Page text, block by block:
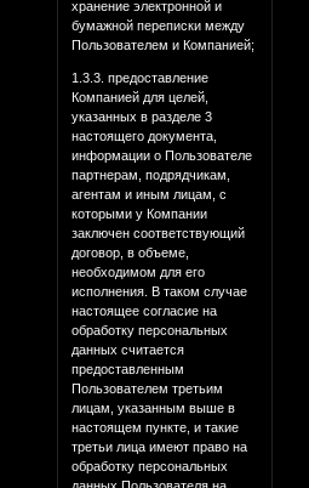
хранение электронной и
бумажной переписки между
Пользователем и Компанией;
1.3.3. предоставление
Компанией для целей,
указанных в разделе 3
настоящего документа,
информации о Пользователе
партнерам, подрядчикам,
агентам и иным лицам, с
которыми у Компании
заключен соответствующий
договор, в объеме,
необходимом для его
исполнения. В таком случае
настоящее согласие на
обработку персональных
данных считается
предоставленным
Пользователем третьим
лицам, указанным выше в
настоящем пункте, и такие
третьи лица имеют право на
обработку персональных